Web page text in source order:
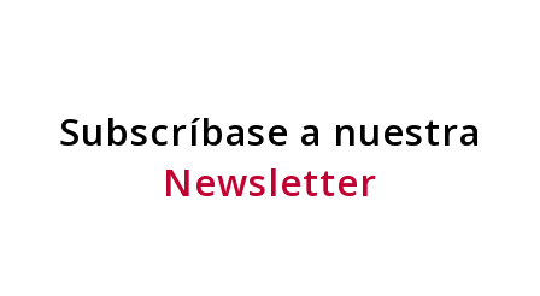
Subscríbase a nuestra
Newsletter